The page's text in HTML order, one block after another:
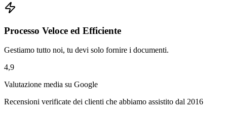
Processo Veloce ed Efficiente
Gestiamo tutto noi, tu devi solo fornire i documenti.
4,9
Valutazione media su Google
Recensioni verificate dei clienti che abbiamo assistito dal 2016